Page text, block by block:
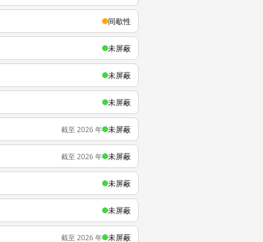
间歇性
未屏蔽
未屏蔽
未屏蔽
截至 2026 年 未屏蔽
截至 2026 年 未屏蔽
未屏蔽
未屏蔽
截至 2026 年 未屏蔽